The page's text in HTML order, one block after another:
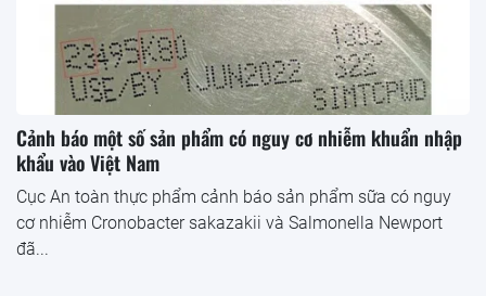
Cảnh báo một số sản phẩm có nguy cơ nhiễm khuẩn nhập
khẩu vào Việt Nam
Cục An toàn thực phẩm cảnh báo sản phẩm sữa có nguy
cơ nhiễm Cronobacter sakazakii và Salmonella Newport
đã...